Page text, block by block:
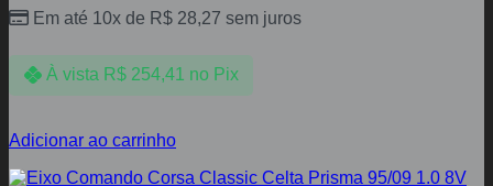
Em até 10x de R$ 28,27 sem juros
À vista R$254,41 no Pix
Adicionar ao carrinho